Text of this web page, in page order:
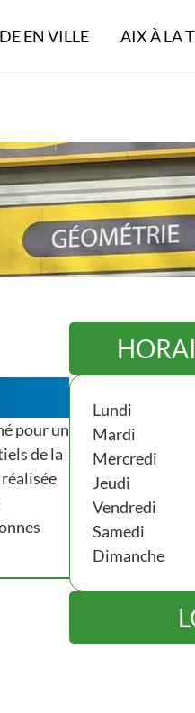
EN VILLE AIX À LA
pour un
de la
Lundi
Mardi
Mercredi
Jeudi
Vendredi
Samedi
Dimanche